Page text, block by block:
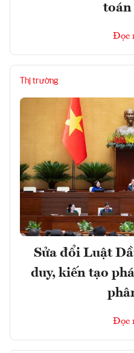
toán
Đọc
Thị trường
Sửa đổi Luật
duy, kiến tạo
Đọc